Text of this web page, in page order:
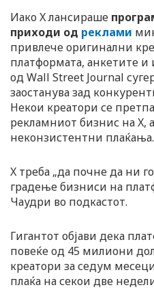
Иако X лансираше
приходи од реклами
привлече оригинални
платформата, анкетите и
од Wall Street Journal
заостанува зад
Некои креатори се
рекламниот бизнис на X,
неконзистентни плаќања.
X треба „да почне да ни
градење бизниси на
Чаудри во подкастот.
Гигантот објави дека
повеќе од 45 милиони
креатори за седум
плаќа на секои две